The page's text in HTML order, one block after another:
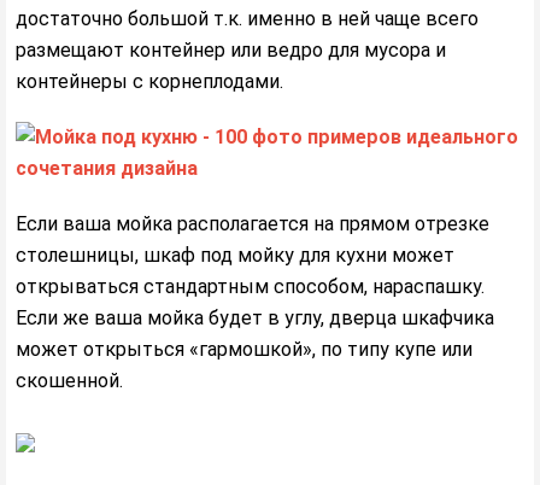
достаточно большой т.к. именно в ней чаще всего
размещают контейнер или ведро для мусора и
контейнеры с корнеплодами.
Если ваша мойка располагается на прямом отрезке
столешницы, шкаф под мойку для кухни может
открываться стандартным способом, нараспашку.
Если же ваша мойка будет в углу, дверца шкафчика
может открыться «гармошкой», по типу купе или
скошенной.